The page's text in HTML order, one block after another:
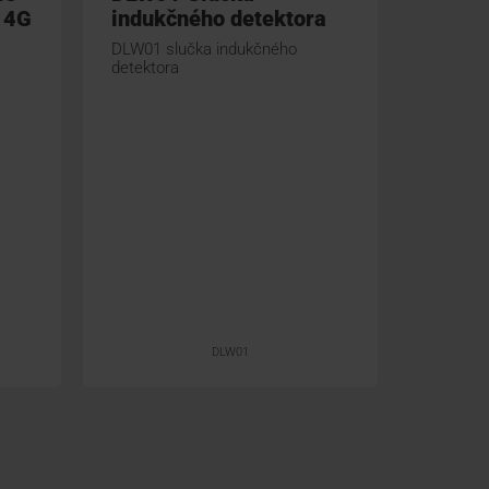
indukčného detektora
DLW01 slučka indukčného
detektora
DLW01